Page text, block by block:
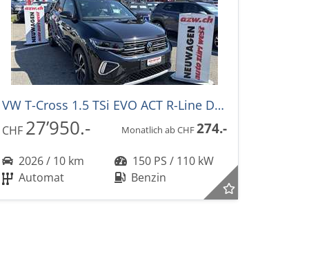
VW T-Cross 1.5 TSi EVO ACT R-Line DSG-Automat -39%!
CHF 27’950.- Monatlich ab CHF274.-
2026 / 10 km
150 PS / 110 kW
Automat
Benzin